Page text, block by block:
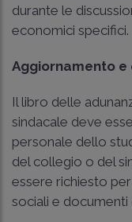
durante le
economici specifici.
Aggiornamento
Il libro delle
sindacale deve
personale dello
del collegio o del
essere richiesto
sociali e documenti